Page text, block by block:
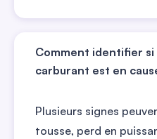
Comment identifier si
carburant est en
Plusieurs signes
tousse, perd en